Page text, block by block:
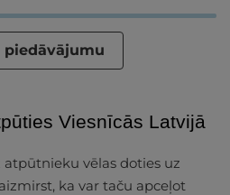
piedāvājumu
Viesnīcās Latvijā
atpūtnieku vēlas doties uz
ka var taču apceļot